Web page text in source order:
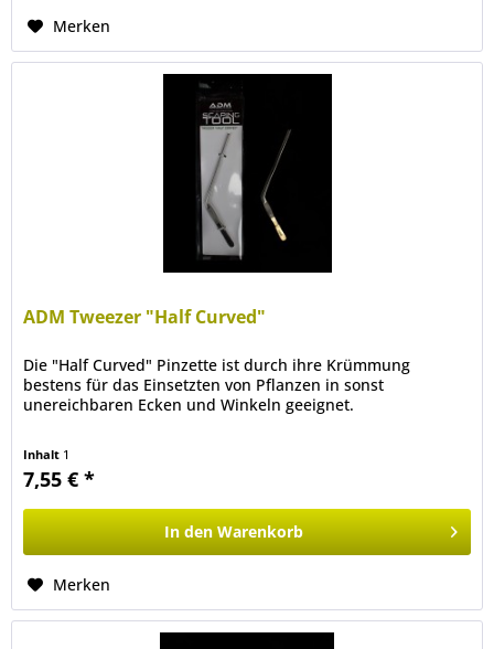
Merken
ADM Tweezer "Half Curved"
Die "Half Curved" Pinzette ist durch ihre Krümmung
bestens für das Einsetzten von Pflanzen in sonst
unereichbaren Ecken und Winkeln geeignet.
Inhalt 1
7,55 € *
In den Warenkorb
Merken